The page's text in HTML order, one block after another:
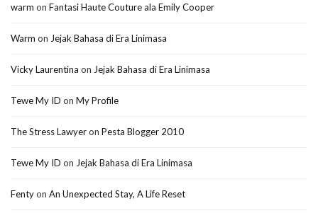
warm on Fantasi Haute Couture ala Emily Cooper
Warm on Jejak Bahasa di Era Linimasa
Vicky Laurentina on Jejak Bahasa di Era Linimasa
Tewe My ID on My Profile
The Stress Lawyeron Pesta Blogger 2010
Tewe My ID on Jejak Bahasa di Era Linimasa
Fentyon An Unexpected Stay, A Life Reset